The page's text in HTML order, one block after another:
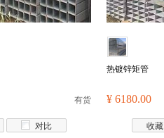
有货
对比
热镀锌矩管
¥ 6180.00
收藏